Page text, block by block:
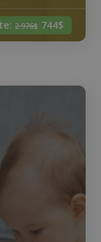
2.976$ 744$